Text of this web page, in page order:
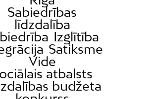
Sabiedrības
līdzdalība
Izglītība
Satiksme
Vide
atbalsts
budžeta